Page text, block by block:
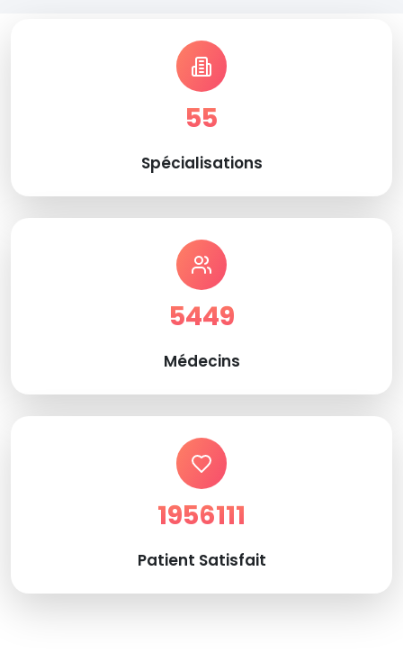
55
Spécialisations
5449
Médecins
1956111
Patient Satisfait